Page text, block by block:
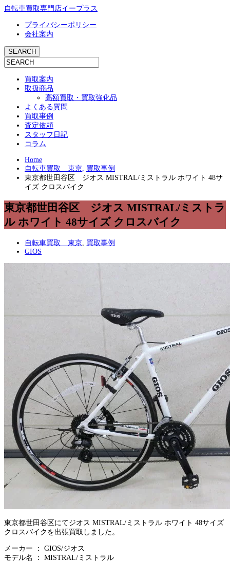
自転車買取専門店イープラス
プライバシーポリシー
会社案内
買取案内
取扱商品
高額買取・買取強化品
よくある質問
買取事例
査定依頼
スタッフ日記
コラム
Home
自転車買取 東京, 買取事例
東京都世田谷区 ジオス MISTRAL/ミストラル ホワイト 48サ
イズ クロスバイク
東京都世田谷区 ジオス MISTRAL/ミストラ
ル ホワイト 48サイズ クロスバイク
自転車買取 東京 買取事例
GIOS
東京都世田谷区にてジオス MISTRAL/ミストラル ホワイト 48サイズ
クロスバイクを出張買取しました。
メーカー ： GIOS/ジオス
モデル名 ： MISTRAL/ミストラル